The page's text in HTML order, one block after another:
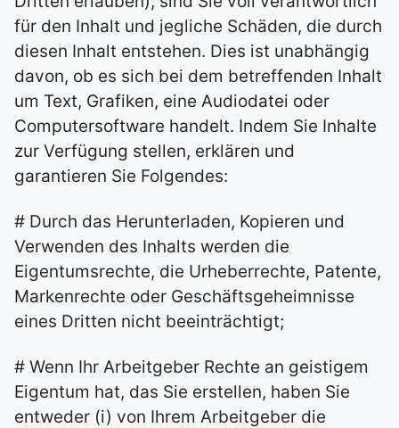
für den Inhalt und jegliche Schäden, die durch
diesen Inhalt entstehen. Dies ist unabhängig
davon, ob es sich bei dem betreffenden Inhalt
um Text, Grafiken, eine Audiodatei oder
Computersoftware handelt. Indem Sie Inhalte
zur Verfügung stellen, erklären und
garantieren Sie Folgendes:
# Durch das Herunterladen, Kopieren und
Verwenden des Inhalts werden die
Eigentumsrechte, die Urheberrechte, Patente,
Markenrechte oder Geschäftsgeheimnisse
eines Dritten nicht beeinträchtigt;
# Wenn Ihr Arbeitgeber Rechte an geistigem
Eigentum hat, das Sie erstellen, haben Sie
entweder (i) von Ihrem Arbeitgeber die